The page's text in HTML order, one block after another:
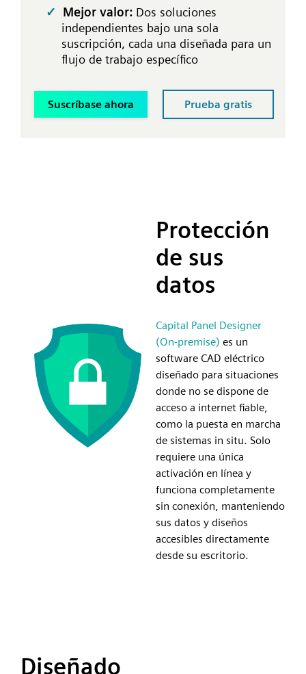
Mejor valor:Dos soluciones
independientes bajo una sola
suscripción, cada una diseñada para un
flujo de trabajo específico
Suscríbase ahora Prueba gratis
Protección
de sus
datos
Capital Panel Designer
(On-premise) es un
software CAD eléctrico
diseñado para situaciones
donde no se dispone de
acceso a internet fiable,
como la puesta en marcha
de sistemas in situ. Solo
requiere una única
activación en línea y
funciona completamente
sin conexión, manteniendo
sus datos y diseños
accesibles directamente
desde su escritorio.
Diseñado